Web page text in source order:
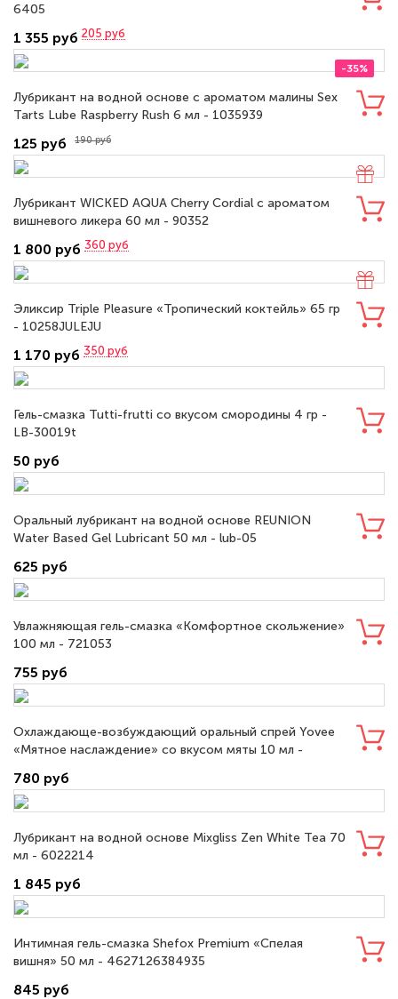
6405
1 355 руб 205 руб
-35%
Лубрикант на водной основе с ароматом малины Sex
Tarts Lube Raspberry Rush 6 мл - 1035939
125 руб 190 руб
Лубрикант WICKED AQUA Cherry Cordial с ароматом
вишневого ликера 60 мл - 90352
1 800 руб 360 руб
Эликсир Triple Pleasure «Тропический коктейль» 65 гр
- 10258JULEJU
1 170 руб 350 руб
Гель-смазка Tutti-frutti со вкусом смородины 4 гр -
LB-30019t
50 руб
Оральный лубрикант на водной основе REUNION
Water Based Gel Lubricant 50 мл - lub-05
625 руб
Увлажняющая гель-смазка «Комфортное скольжение»
100 мл - 721053
755 руб
Охлаждающе-возбуждающий оральный спрей Yovee
«Мятное наслаждение» со вкусом мяты 10 мл -
780 руб
Лубрикант на водной основе Mixgliss Zen White Tea 70
мл - 6022214
1 845 руб
Интимная гель-смазка Shefox Premium «Спелая
вишня» 50 мл - 4627126384935
845 руб